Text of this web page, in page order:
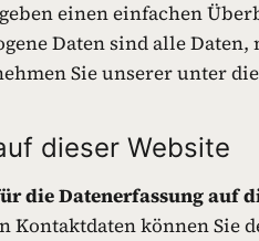
einen einfachen
Daten sind alle
Sie unserer unter
dieser Website
die Datenerfassung auf
Kontaktdaten können